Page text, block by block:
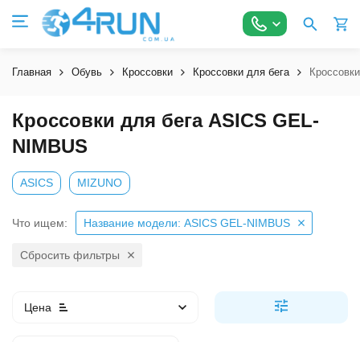
Главная Обувь Кроссовки Кроссовки для бега
Кроссовки для бега ASICS GEL-
NIMBUS
ASICS MIZUNO
Что ищем: Название модели: ASICS GEL-NIMBUS
Сбросить фильтры
Цена